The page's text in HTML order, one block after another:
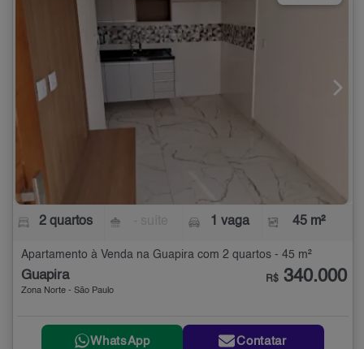
2 quartos 1 vaga 45 m²
Apartamento à Venda na Guapira com 2 quartos - 45 m²
Guapira
Zona Norte - São Paulo
R$ 340.000
WhatsApp Contatar